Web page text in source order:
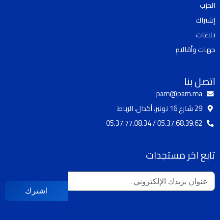
o
o
k
الحزب
إشتراك
بلاغات
جهات وأقاليم
اتصل بنا
pam@pam.ma
29 شارع 16 نونبر، أكدال، الرباط
05.37.68.39.62 / 05.37.77.08.34
تابع اخر مستجدات
اشترك